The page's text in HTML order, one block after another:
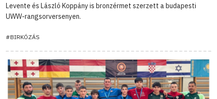
Levente és László Koppány is bronzérmet szerzett a budapesti
UWW-rangsorversenyen.
#BIRKÓZÁS